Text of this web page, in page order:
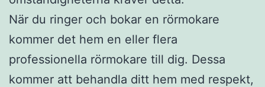
När du ringer och bokar en rörmokare
kommer det hem en eller flera
professionella rörmokare till dig. Dessa
kommer att behandla ditt hem med respekt,